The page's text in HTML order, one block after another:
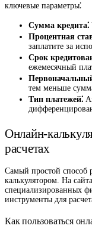
ключевые параметры⁚
Сумма кредита⁚
Процентная
заплатите за
Срок
ежемесячный
тем меньше
Тип платежей⁚
Онлайн-
расчетах
Самый простой способ
калькулятором. На
специализированных
инструменты для
Как пользоваться